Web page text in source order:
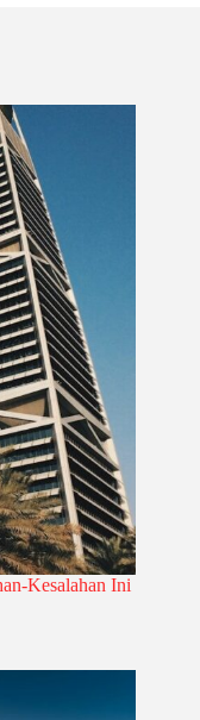
Kesalahan Ini